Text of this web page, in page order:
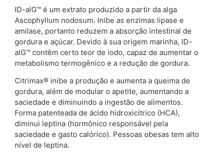
ID-alG™ é um extrato produzido a partir da alga
Ascophyllum nodosum. Inibe as enzimas lipase e
amilase, portanto reduzem a absorção intestinal de
gordura e açúcar. Devido à sua origem marinha, ID-
alG™ contêm certo teor de iodo, capaz de aumentar o
metabolismo termogênico e a redução de gordura.
Citrimax® inibe a produção e aumenta a queima de
gordura, além de modular o apetite, aumentando a
saciedade e diminuindo a ingestão de alimentos.
Forma patenteada de ácido hidroxicítrico (HCA),
diminui leptina (hormônico responsável pela
saciedade e gasto calórico). Pessoas obesas tem alto
nível de leptina.